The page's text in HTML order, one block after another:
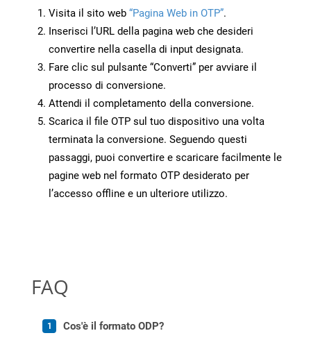
Visita il sito web “Pagina Web in OTP”.
Inserisci l’URL della pagina web che desideri
convertire nella casella di input designata.
Fare clic sul pulsante “Converti” per avviare il
processo di conversione.
Attendi il completamento della conversione.
Scarica il file OTP sul tuo dispositivo una volta
terminata la conversione. Seguendo questi
passaggi, puoi convertire e scaricare facilmente le
pagine web nel formato OTP desiderato per
l’accesso offline e un ulteriore utilizzo.
FAQ
Cos'è il formato ODP?